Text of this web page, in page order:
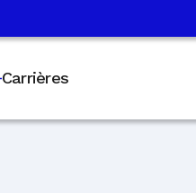
Carrières